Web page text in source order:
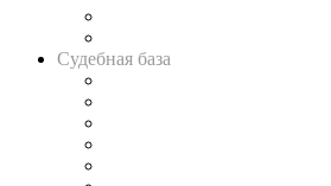
Судебная база